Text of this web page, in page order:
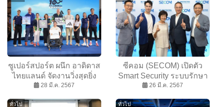
ซูเปอร์สปอร์ต ผนึก อาดิดาส
ไทยแลนด์ จัดงานวิ่งสุดยิ่ง
ใหญ่กลางใจเมืองกรุงเทพฯ
28 มี.ค. 2567
ซีคอม (SECOM) เปิดตัว
Smart Security ระบบรักษา
ความปลอดภัยครบวงจร
26 มี.ค. 2567
ทั่วไป ทั่วไป